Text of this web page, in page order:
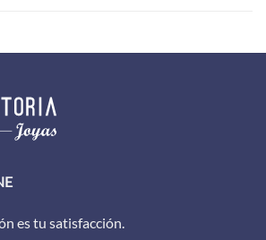
es tu satisfacción.